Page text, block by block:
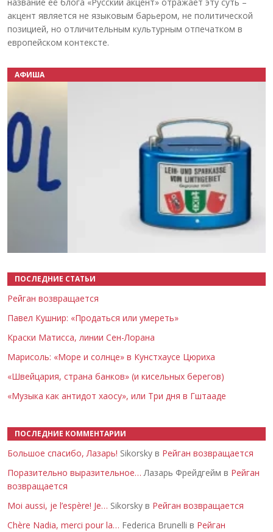
акцент является не языковым барьером, не политической
позицией, но отличительным культурным отпечатком в
европейском контексте.
АФИША
ПОСЛЕДНИЕ СТАТЬИ
Рейган возвращается
Павел Кушнир: «Продаться или умереть»
Краски Матисса, линии Сен-Лорана
Марисоль: «Море и солнце» в Кунстхаусе Цюриха
«Швейцария, страна банков» (и кисельных берегов)
«Музыка как антидот хаосу», или Три дня в Гштааде
ПОСЛЕДНИЕ КОММЕНТАРИИ
Большое спасибо, Лазарь! Sikorsky в Рейган возвращается
Поразительно выразительное… Лазарь Фрейдгейм в Рейган
возвращается
Moi aussi, je l’espère! Je… Sikorsky в Рейган возвращается
Chère Nadia, merci pour la… Federica Brunelli в Рейган